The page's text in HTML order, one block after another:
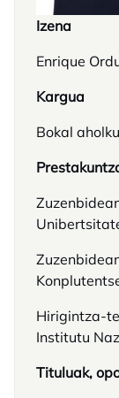
Izena
Enrique
Kargua
Bokal
Hirigintza-
Institutu
Tituluak,